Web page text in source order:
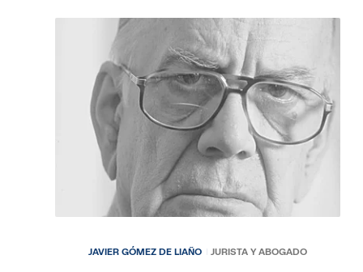
JAVIER GÓMEZ DE LIAÑO JURISTA Y ABOGADO